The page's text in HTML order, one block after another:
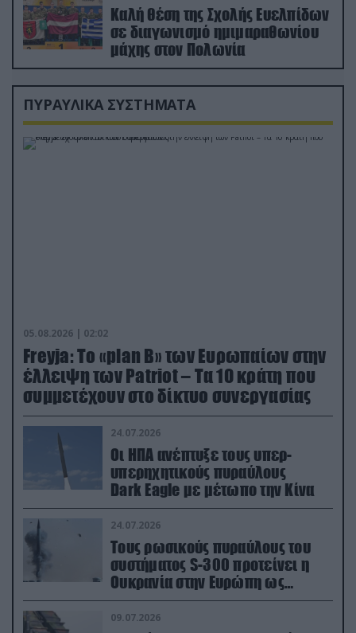
Καλή θέση της Σχολής Ευελπίδων
σε διαγωνισμό ημιμαραθωνίου
μάχης στον Πολωνία
ΠΥΡΑΥΛΙΚΑ ΣΥΣΤΗΜΑΤΑ
05.08.2026 | 02:02
Freyja: Το «plan Β» των Ευρωπαίων στην
έλλειψη των Patriot – Τα 10 κράτη που
συμμετέχουν στο δίκτυο συνεργασίας
24.07.2026
Οι ΗΠΑ ανέπτυξε τους υπερ-
υπερηχητικούς πυραύλους
Dark Eagle με μέτωπο την Κίνα
24.07.2026
Τους ρωσικούς πυραύλους του
συστήματος S-300 προτείνει η
Ουκρανία στην Ευρώπη ως
αντιβαλλιστικό σύστημα
09.07.2026